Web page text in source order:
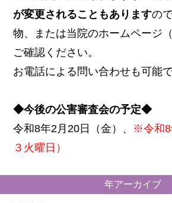
が変更されることもありますの
物、または当院のホームページ
ご確認ください。
お電話による問い合わせも可能で
◆今後の公害審査会の予定◆
令和8年2月20日（金）、 ※令和8
３火曜日）
年アーカイブ